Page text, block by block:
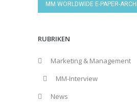
MM WORLDWIDE E-PAPER-
RUBRIKEN
Marketing & Management
MM-Interview
News